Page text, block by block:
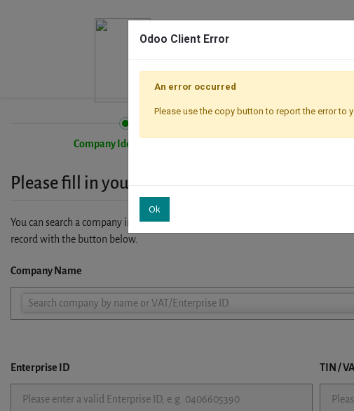
Company Identification
Please fill in your company details
You can search a company in our database by name, VAT or enterprise ID.
record with the button below.
Company Name
Search company by name or VAT/Enterprise ID
Company
Enterprise ID TIN /
Odoo Client Error
An error occurred
Please use the copy button to report the error to
Ok